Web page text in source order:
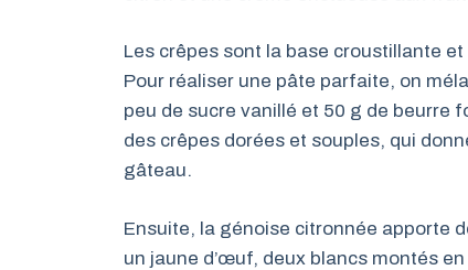
Les crêpes sont la base croustillante
Pour réaliser une pâte parfaite, on
peu de sucre vanillé et 50 g de beurre
des crêpes dorées et souples, qui
gâteau.
Ensuite, la génoise citronnée apporte
un jaune d’œuf, deux blancs montés